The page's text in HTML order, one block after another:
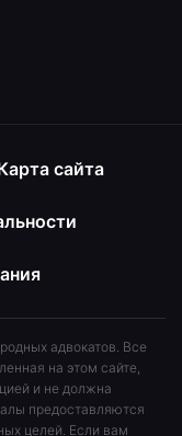
сайта
адвокатов. Все
на этом сайте,
и не должна
предоставляются
целей. Если вам